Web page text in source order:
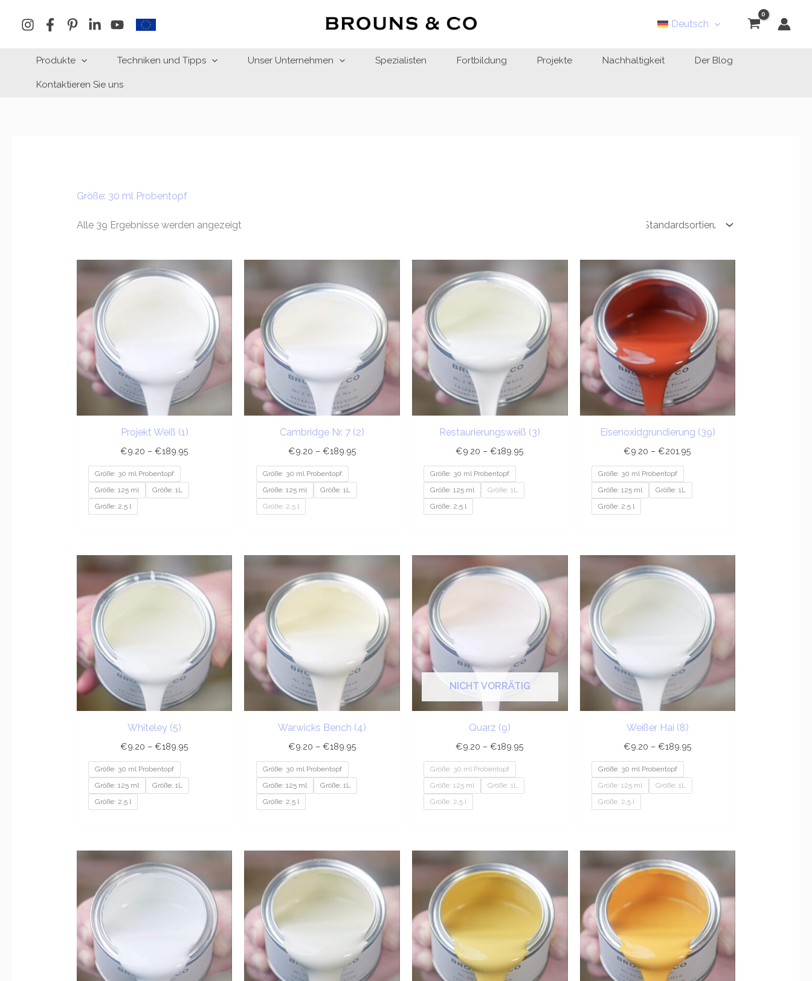
Inhalt
Deutsch
Produkte Techniken und Tipps Unser Unternehmen Spezialisten Fortbildung Projekte Nachhaltigkeit Der Blog
Kontaktieren Sie uns
Größe: 30 ml Probentopf
Alle 39 Ergebnisse werden angezeigt
Projekt Weiß (1)
€9.20 –€189.95
€9.20
bis
€189.95
Größe: 30 ml Probentopf
Größe: 125 ml
Größe: 1L
Größe: 2,5 l
Cambridge Nr. 7 (2)
€9.20 – €189.95
bis
€189.95
Größe: 30 ml Probentopf
Größe: 125 ml
Größe: 1L
Größe: 2,5 l
Restaurierungsweiß (3)
€9.20 –€189.95
bis
€189.95
Größe: 30 ml Probentopf
Größe: 125 ml
Größe: 1L
Größe: 2,5 l
Eisenoxidgrundierung (39)
€9.20 –€201.95
€9.20
bis
€201.95
Größe: 30 ml Probentopf
Größe: 125 ml
Größe: 1L
Größe: 2,5 l
Whiteley (5)
€9.20 –€189.95
€9.20
bis
€189.95
Größe: 30 ml Probentopf
Größe: 125 ml
Größe: 1L
Größe: 2,5 l
Warwicks Bench (4)
€9.20 – €189.95
bis
€189.95
Größe: 30 ml Probentopf
Größe: 125 ml
Größe: 1L
Größe: 2,5 l
NICHT VORRÄTIG
Quarz (9)
€9.20 –€189.95
bis
€189.95
Größe: 30 ml Probentopf
Größe: 125 ml
Größe: 1L
Größe: 2,5 l
Weißer Hai (8)
€9.20 – €189.95
bis
€189.95
Größe: 30 ml Probentopf
Größe: 125 ml
Größe: 1L
Größe: 2,5 l
bis
€189.95
€9.20
bis
€189.95
bis
€189.95
€9.20
bis
€189.95